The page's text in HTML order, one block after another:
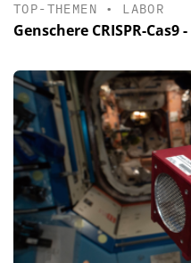
TOP-THEMEN • LABOR
Genschere CRISPR-